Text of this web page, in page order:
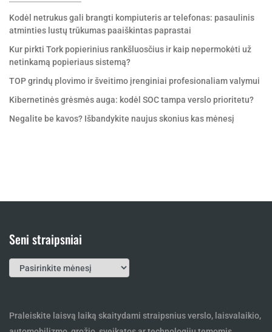
Kodėl netrukus gali brangti kompiuteris ar telefonas: pasaulinis
atminties lustų trūkumas paaiškintas paprastai
Kur pirkti Tork popierinius rankšluosčius ir kaip nepermokėti už
netinkamą popieriaus sistemą?
TOP grindų plovimo ir šveitimo įrenginiai profesionaliam valymui
Kibernetinės grėsmės auga: kodėl SOC tampa verslo prioritetu?
Negalite be kavos? Išbandykite naujus skonius kas mėnesį
Seni straipsniai
Seni
straipsniai
Praleiskite laisvą laiką skaitydami straipsnius verslo, laisvalaikio,